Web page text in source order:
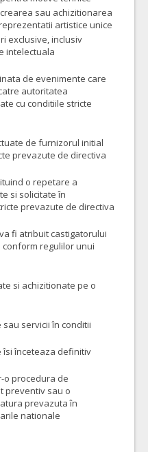
sau achizitionarea
artistice unice
exclusive, inclusiv
intelectuala
de evenimente care
autoritatea
cu conditiile stricte
de furnizorul initial
prevazute de directiva
o repetare a
si solicitate în
prevazute de directiva
fi atribuit castigatorului
regulilor unui
si achizitionate pe o
servicii în conditii
îsi înceteaza definitiv
o procedura de
preventiv sau o
prevazuta în
nationale